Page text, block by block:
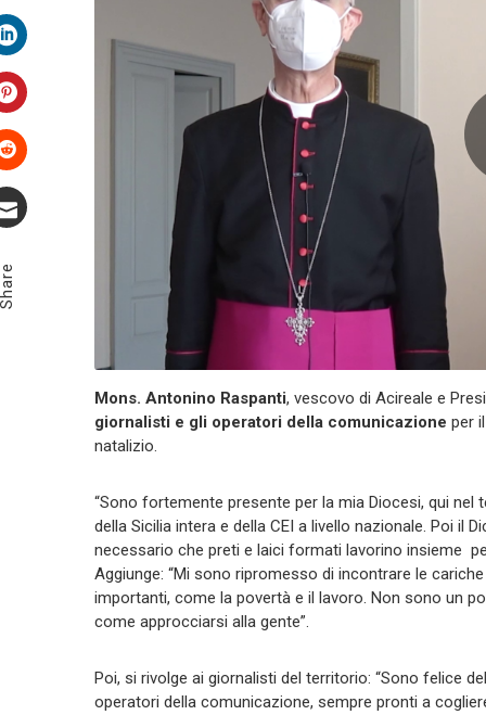
Twitter
LinkedIn
Pinterest
Stumbleupon
Mons. Antonino Raspanti, vescovo di Acireale e
giornalisti e gli operatori della comunicazione per
natalizio.
“Sono fortemente presente per la mia Diocesi, qui nel
della Sicilia intera e della CEI a livello nazionale. Poi il
necessario che preti e laici formati lavorino insieme
Aggiunge: “Mi sono ripromesso di incontrare le
importanti, come la povertà e il lavoro. Non sono un
come approcciarsi alla gente”.
Poi, si rivolge ai giornalisti del territorio: “Sono felice
operatori della comunicazione, sempre pronti a